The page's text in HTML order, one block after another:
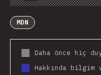
Chart Data
MDN
Daha önce hiç
Hakkında bilgim